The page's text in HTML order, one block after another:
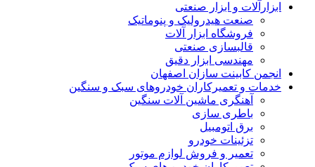
ابزارآلات و ابزار صنعتی
صنعت هیدرولیک و پنوماتیک
فروشگاه ابزار آلات
قالبسازی صنعتی
مهندسی ابزار دقیق
انجمن کابینت سازان اصفهان
خدمات و تعمیرکاران خودروهای سبک و سنگین
آهنگری ماشین آلات سنگین
باطری سازی
برق اتومبیل
تزئینات خودرو
تعمیر و فروش لوازم موتور